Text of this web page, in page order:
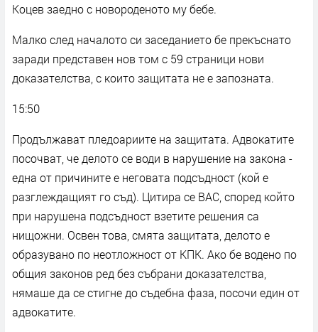
Коцев заедно с новороденото му бебе.
Малко след началото си заседанието бе прекъснато
заради представен нов том с 59 страници нови
доказателства, с които защитата не е запозната.
15:50
Продължават пледоариите на защитата. Адвокатите
посочват, че делото се води в нарушение на закона -
една от причините е неговата подсъдност (кой е
разглеждащият го съд). Цитира се ВАС, според който
при нарушена подсъдност взетите решения са
нищожни. Освен това, смята защитата, делото е
образувано по неотложност от КПК. Ако бе водено по
общия законов ред без събрани доказателства,
нямаше да се стигне до съдебна фаза, посочи един от
адвокатите.